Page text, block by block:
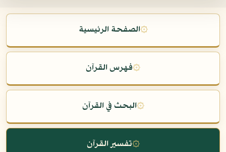
۞الصفحة الرئيسية
۞فهرس القرآن
۞البحث في القرآن
۞تفسير القرآن